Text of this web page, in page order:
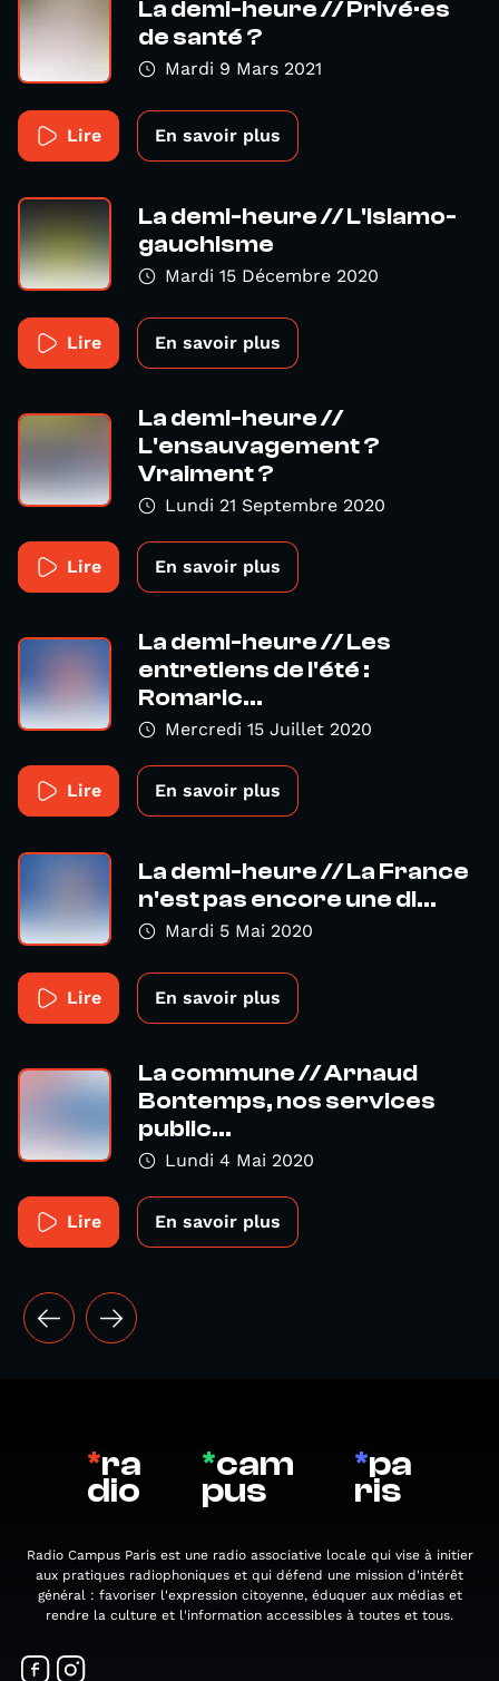
La demi-heure // Privé·es
de santé ?
Mardi 9 Mars 2021
Lire En savoir plus
La demi-heure // L'islamo-
gauchisme
Mardi 15 Décembre 2020
Lire En savoir plus
La demi-heure //
L'ensauvagement ?
Vraiment ?
Lundi 21 Septembre 2020
Lire En savoir plus
La demi-heure // Les
entretiens de l'été :
Romaric...
Mercredi 15 Juillet 2020
Lire En savoir plus
La demi-heure // La France
n'est pas encore une di...
Mardi 5 Mai 2020
Lire En savoir plus
La commune // Arnaud
Bontemps, nos services
public...
Lundi 4 Mai 2020
Lire En savoir plus
*ra
dio
*cam
pus
*pa
ris
Radio Campus Paris est une radio associative locale qui vise à initier
aux pratiques radiophoniques et qui défend une mission d'intérêt
général : favoriser l'expression citoyenne, éduquer aux médias et
rendre la culture et l'information accessibles à toutes et tous.